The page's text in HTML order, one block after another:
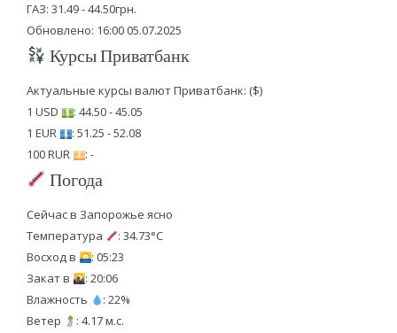
ГАЗ: 31.49 - 44.50грн.
Обновлено: 16:00 05.07.2025
Курсы Приватбанк
Актуальные курсы валют Приватбанк: ($)
1 USD
: 44.50 - 45.05
1 EUR
: 51.25 - 52.08
100 RUR
: -
Погода
Сейчас в Запорожье ясно
Температура
: 34.73°C
Восход в
: 05:23
Закат в
: 20:06
Влажность
: 22%
Ветер
: 4.17 м.с.